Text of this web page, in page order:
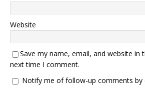
Website
Save my name, email, and website in
next time I comment.
Notify me of follow-up comments by